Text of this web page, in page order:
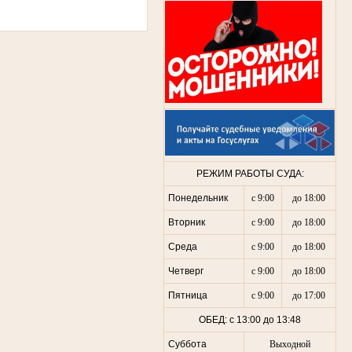
РЕЖИМ РАБОТЫ СУДА:
Понедельник с 9:00 до 18:00
Вторник с 9:00 до 18:00
Среда с 9:00 до 18:00
Четверг с 9:00 до 18:00
Пятница с 9:00 до 17:00
ОБЕД: с 13:00 до 13:48
Суббота Выходной